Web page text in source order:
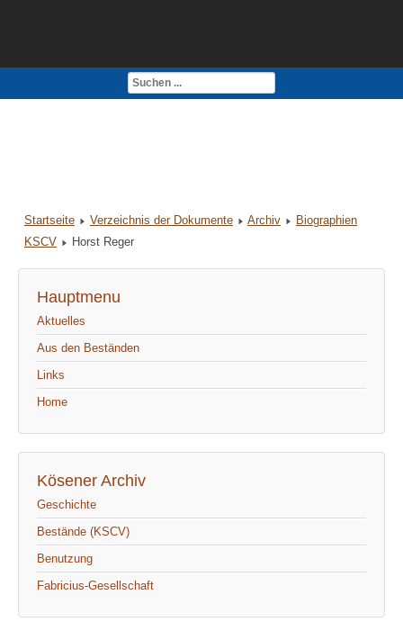
Impressum
Startseite Verzeichnis der Dokumente Archiv
Biographien
KSCV
Horst Reger
Hauptmenu
Aktuelles
Aus den Beständen
Links
Home
Kösener Archiv
Geschichte
Bestände (KSCV)
Benutzung
Fabricius-Gesellschaft